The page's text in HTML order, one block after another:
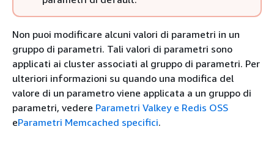
Non puoi modificare alcuni valori di parametri in un
gruppo di parametri. Tali valori di parametri sono
applicati ai cluster associati al gruppo di parametri. Per
ulteriori informazioni su quando una modifica del
valore di un parametro viene applicata a un gruppo di
parametri, vedere Parametri Valkey e Redis OSS
eParametri Memcached specifici.